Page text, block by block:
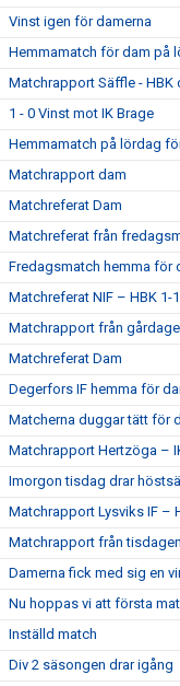
Vinst igen för damerna
Hemmamatch för dam på
Matchrapport Säffle - HBK
1 - 0 Vinst mot IK Brage
Hemmamatch på lördag
Matchrapport dam
Matchreferat Dam
Matchreferat från
Fredagsmatch hemma för
Matchreferat NIF – HBK 1-1
Matchrapport från
Matchreferat Dam
Degerfors IF hemma för
Matcherna duggar tätt för
Matchrapport Hertzöga –
Imorgon tisdag drar
Matchrapport Lysviks IF –
Matchrapport från
Damerna fick med sig en
Nu hoppas vi att första
Inställd match
Div 2 säsongen drar igång